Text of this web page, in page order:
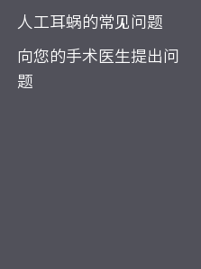
人工耳蜗的常见问题
向您的手术医生提出问
题